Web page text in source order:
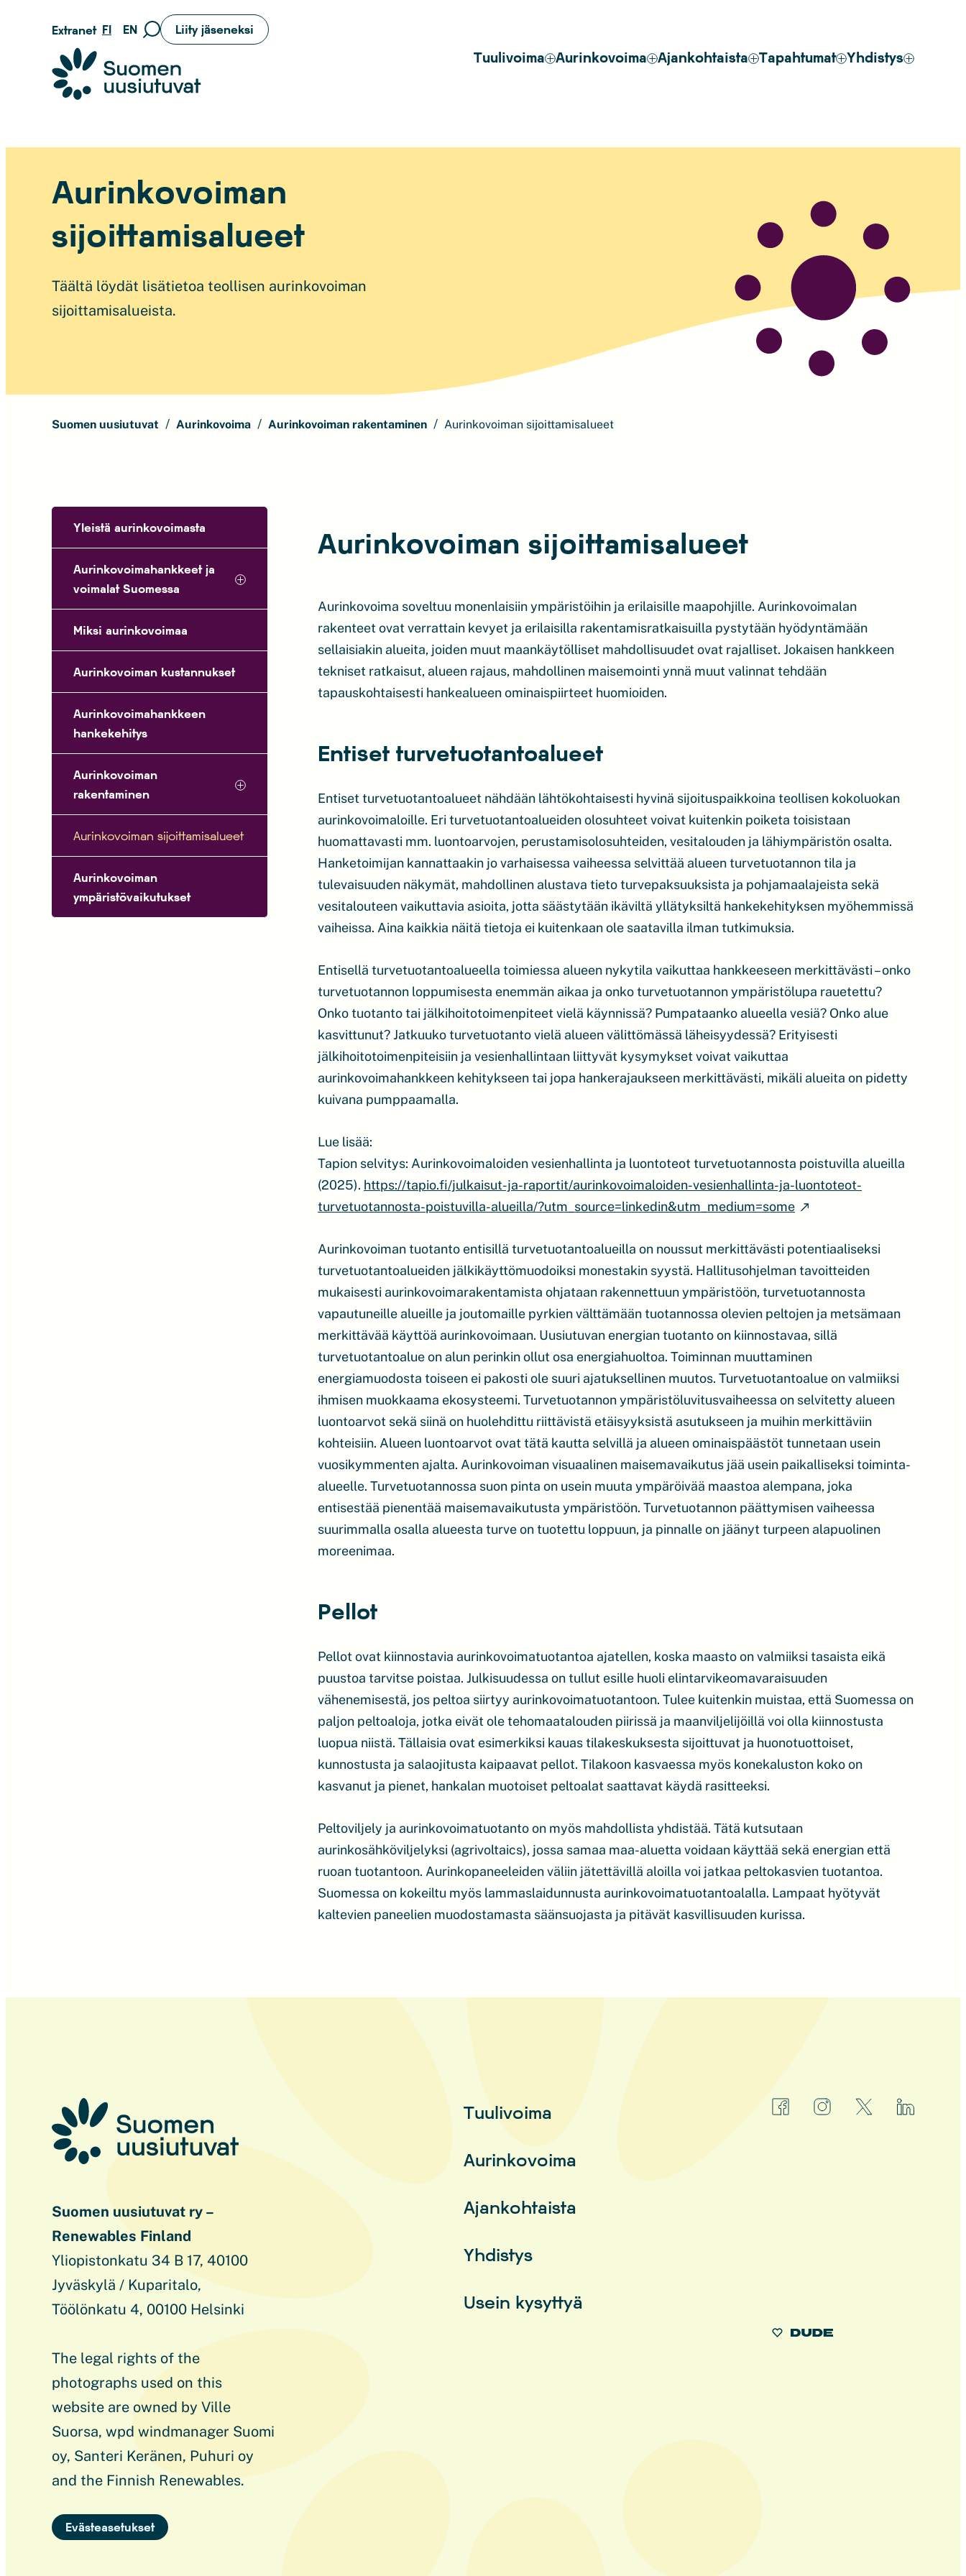
sisältöön
Extranet FI EN
Siirry
Liity jäseneksi
Suomen uusiutuvat ry
Tuulivoima Aurinkovoima Ajankohtaista Tapahtumat Yhdistys
Aurinkovoiman
sijoittamisalueet
Täältä löydät lisätietoa teollisen aurinkovoiman
sijoittamisalueista.
Suomen uusiutuvat Aurinkovoima Aurinkovoiman rakentaminen Aurinkovoiman sijoittamisalueet
Yleistä aurinkovoimasta
Aurinkovoimahankkeet ja
voimalat Suomessa
Miksi aurinkovoimaa
Aurinkovoiman kustannukset
Aurinkovoimahankkeen
hankekehitys
Aurinkovoiman
rakentaminen
Aurinkovoiman sijoittamisalueet
Aurinkovoiman
ympäristövaikutukset
Aurinkovoiman sijoittamisalueet
Aurinkovoima soveltuu monenlaisiin ympäristöihin ja erilaisille maapohjille. Aurinkovoimalan
rakenteet ovat verrattain kevyet ja erilaisilla rakentamisratkaisuilla pystytään hyödyntämään
sellaisiakin alueita, joiden muut maankäytölliset mahdollisuudet ovat rajalliset. Jokaisen hankkeen
tekniset ratkaisut, alueen rajaus, mahdollinen maisemointi ynnä muut valinnat tehdään
tapauskohtaisesti hankealueen ominaispiirteet huomioiden.
Entiset turvetuotantoalueet
Entiset turvetuotantoalueet nähdään lähtökohtaisesti hyvinä sijoituspaikkoina teollisen kokoluokan
aurinkovoimaloille. Eri turvetuotantoalueiden olosuhteet voivat kuitenkin poiketa toisistaan
huomattavasti mm. luontoarvojen, perustamisolosuhteiden, vesitalouden ja lähiympäristön osalta.
Hanketoimijan kannattaakin jo varhaisessa vaiheessa selvittää alueen turvetuotannon tila ja
tulevaisuuden näkymät, mahdollinen alustava tieto turvepaksuuksista ja pohjamaalajeista sekä
vesitalouteen vaikuttavia asioita, jotta säästytään ikäviltä yllätyksiltä hankekehityksen myöhemmissä
vaiheissa. Aina kaikkia näitä tietoja ei kuitenkaan ole saatavilla ilman tutkimuksia.
Entisellä turvetuotantoalueella toimiessa alueen nykytila vaikuttaa hankkeeseen merkittävästi – onko
turvetuotannon loppumisesta enemmän aikaa ja onko turvetuotannon ympäristölupa rauetettu?
Onko tuotanto tai jälkihoitotoimenpiteet vielä käynnissä? Pumpataanko alueella vesiä? Onko alue
kasvittunut? Jatkuuko turvetuotanto vielä alueen välittömässä läheisyydessä? Erityisesti
jälkihoitotoimenpiteisiin ja vesienhallintaan liittyvät kysymykset voivat vaikuttaa
aurinkovoimahankkeen kehitykseen tai jopa hankerajaukseen merkittävästi, mikäli alueita on pidetty
kuivana pumppaamalla.
Lue lisää:
Tapion selvitys: Aurinkovoimaloiden vesienhallinta ja luontoteot turvetuotannosta poistuvilla alueilla
(2025). https://tapio.fi/julkaisut-ja-raportit/aurinkovoimaloiden-vesienhallinta-ja-luontoteot-
turvetuotannosta-poistuvilla-alueilla/?utm_source=linkedin&utm_medium=some
Aurinkovoiman tuotanto entisillä turvetuotantoalueilla on noussut merkittävästi potentiaaliseksi
turvetuotantoalueiden jälkikäyttömuodoiksi monestakin syystä. Hallitusohjelman tavoitteiden
mukaisesti aurinkovoimarakentamista ohjataan rakennettuun ympäristöön, turvetuotannosta
vapautuneille alueille ja joutomaille pyrkien välttämään tuotannossa olevien peltojen ja metsämaan
merkittävää käyttöä aurinkovoimaan. Uusiutuvan energian tuotanto on kiinnostavaa, sillä
turvetuotantoalue on alun perinkin ollut osa energiahuoltoa. Toiminnan muuttaminen
energiamuodosta toiseen ei pakosti ole suuri ajatuksellinen muutos. Turvetuotantoalue on valmiiksi
ihmisen muokkaama ekosysteemi. Turvetuotannon ympäristöluvitusvaiheessa on selvitetty alueen
luontoarvot sekä siinä on huolehdittu riittävistä etäisyyksistä asutukseen ja muihin merkittäviin
kohteisiin. Alueen luontoarvot ovat tätä kautta selvillä ja alueen ominaispäästöt tunnetaan usein
vuosikymmenten ajalta. Aurinkovoiman visuaalinen maisemavaikutus jää usein paikalliseksi toiminta-
alueelle. Turvetuotannossa suon pinta on usein muuta ympäröivää maastoa alempana, joka
entisestää pienentää maisemavaikutusta ympäristöön. Turvetuotannon päättymisen vaiheessa
suurimmalla osalla alueesta turve on tuotettu loppuun, ja pinnalle on jäänyt turpeen alapuolinen
moreenimaa.
Pellot
Pellot ovat kiinnostavia aurinkovoimatuotantoa ajatellen, koska maasto on valmiiksi tasaista eikä
puustoa tarvitse poistaa. Julkisuudessa on tullut esille huoli elintarvikeomavaraisuuden
vähenemisestä, jos peltoa siirtyy aurinkovoimatuotantoon. Tulee kuitenkin muistaa, että Suomessa on
paljon peltoaloja, jotka eivät ole tehomaatalouden piirissä ja maanviljelijöillä voi olla kiinnostusta
luopua niistä. Tällaisia ovat esimerkiksi kauas tilakeskuksesta sijoittuvat ja huonotuottoiset,
kunnostusta ja salaojitusta kaipaavat pellot. Tilakoon kasvaessa myös konekaluston koko on
kasvanut ja pienet, hankalan muotoiset peltoalat saattavat käydä rasitteeksi.
Peltoviljely ja aurinkovoimatuotanto on myös mahdollista yhdistää. Tätä kutsutaan
aurinkosähköviljelyksi (agrivoltaics), jossa samaa maa-aluetta voidaan käyttää sekä energian että
ruoan tuotantoon. Aurinkopaneeleiden väliin jätettävillä aloilla voi jatkaa peltokasvien tuotantoa.
Suomessa on kokeiltu myös lammaslaidunnusta aurinkovoimatuotantoalalla. Lampaat hyötyvät
kaltevien paneelien muodostamasta säänsuojasta ja pitävät kasvillisuuden kurissa.
Suomen uusiutuvat ry –
Renewables Finland
Yliopistonkatu 34 B 17, 40100
Jyväskylä / Kuparitalo,
Töölönkatu 4, 00100 Helsinki
The legal rights of the
photographs used on this
website are owned by Ville
Suorsa, wpd windmanager Suomi
oy, Santeri Keränen, Puhuri oy
and the Finnish Renewables.
Evästeasetukset
Tuulivoima
Aurinkovoima
Ajankohtaista
Yhdistys
Usein kysyttyä
facebookinstagram linkedin